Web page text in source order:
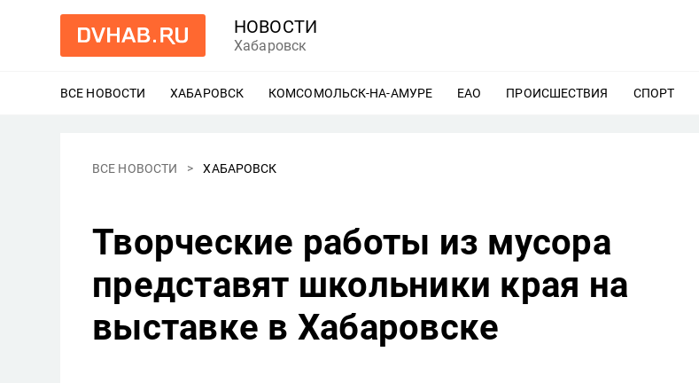
НОВОСТИ
Хабаровск
ВСЕ НОВОСТИ ХАБАРОВСК ЕЩЕ
КОМСОМОЛЬСК-НА-АМУРЕ ЕЩЕ
ЕАО ЕЩЕ
ПРОИСШЕСТВИЯ ЕЩЕ
СПОРТ
ВСЕ НОВОСТИ ХАБАРОВСК
Творческие работы из мусора
представят школьники края на
выставке в Хабаровске